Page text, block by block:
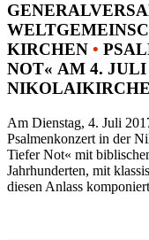
KIRCHEN •
NOT« AM 4. JULI
NIKOLAIKIRCHE
Am Dienstag, 4. Juli
Psalmenkonzert in der
Tiefer Not« mit
Jahrhunderten, mit
diesen Anlass